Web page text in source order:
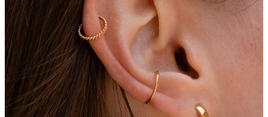
Dermal